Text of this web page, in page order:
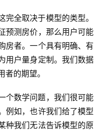
完全取决于模型的类型。
预测房价，那么用户可能
房者。一个具有明确、有
用户量身定制。我们数据
的期望。
个数学问题，我们很可能
例如，也许我们给了模型
种我们无法告诉模型的原